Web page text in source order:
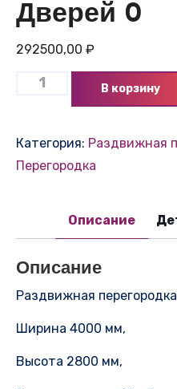
Дверей 0
292500,00 ₽
В корзину
Категория: Раздвижная
Перегородка
Описание
Описание
Раздвижная
Ширина 4000 мм,
Высота 2800 мм,